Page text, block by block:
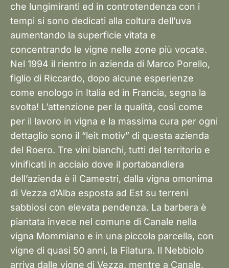
che lungimiranti ed in controtendenza con i
tempi si sono dedicati alla coltura dell’uva
aumentando la superficie vitata e
concentrando le vigne nelle zone più vocate.
Nel 1994 il rientro in azienda di Marco Porello,
figlio di Riccardo, dopo alcune esperienze
come enologo in Italia ed in Francia, segna la
svolta! L’attenzione per la qualità, così come
per il lavoro in vigna e la massima cura per ogni
dettaglio sono il “leit motiv” di questa azienda
del Roero. Tre vini bianchi, tutti del territorio e
vinificati in acciaio dove il portabandiera
dell’azienda è il Camestri, dalla vigna omonima
di Vezza d’Alba esposta ad Est su terreni
sabbiosi con elevata pendenza. La barbera è
piantata invece nel comune di Canale nella
vigna Mommiano e in una piccola parcella, con
vigne di quasi 50 anni, la Filatura. Il Nebbiolo
arriva dalle vigne di Vezza, mentre a Canale,